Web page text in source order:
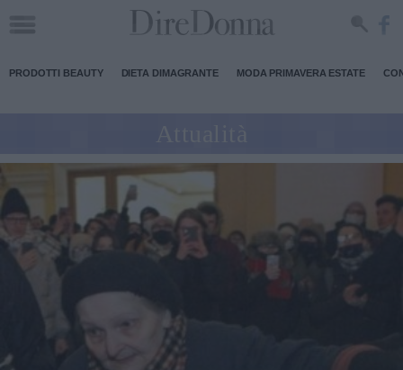
PRODOTTI BEAUTY DIETA DIMAGRANTE MODA PRIMAVERA ESTATE